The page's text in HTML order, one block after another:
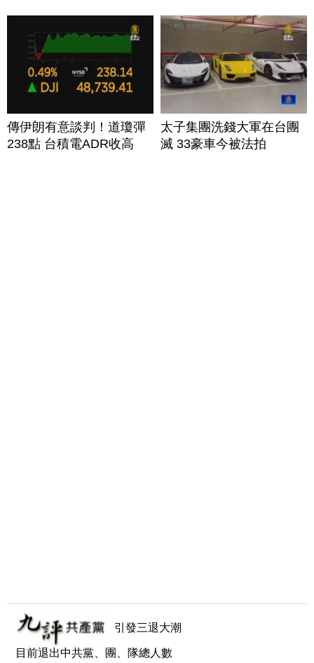
傳伊朗有意談判！道瓊彈
238點 台積電ADR收高
太子集團洗錢大軍在台團
滅 33豪車今被法拍
引發三退大潮
目前退出中共黨、團、隊總人數